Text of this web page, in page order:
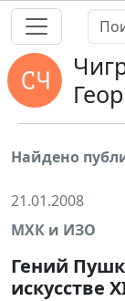
Найдено
21.01.2008
МХК и ИЗО
Гений
искусстве